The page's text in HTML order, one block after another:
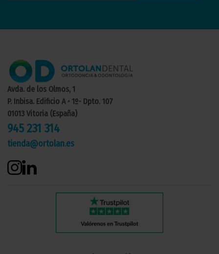
Avda. de los Olmos, 1
P. Inbisa. Edificio A • 1º- Dpto. 107
01013 Vitoria (España)
945 231 314
tienda@ortolan.es